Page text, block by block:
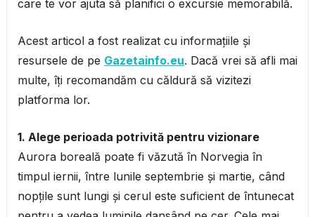
care te vor ajuta să planifici o excursie memorabilă.
Acest articol a fost realizat cu informațiile și
resursele de pe Gazetainfo.eu. Dacă vrei să afli mai
multe, îți recomandăm cu căldură să vizitezi
platforma lor.
1. Alege perioada potrivită pentru vizionare
Aurora boreală poate fi văzută în Norvegia în
timpul iernii, între lunile septembrie și martie, când
nopțile sunt lungi și cerul este suficient de întunecat